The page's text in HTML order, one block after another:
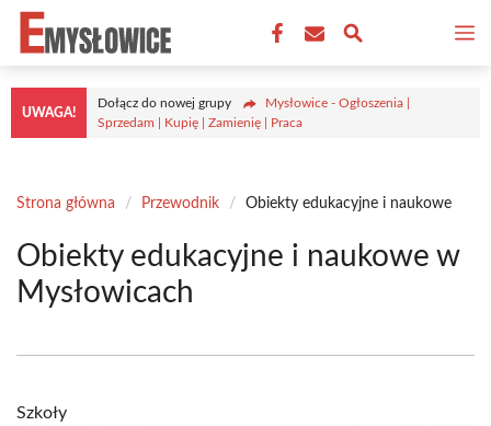
Przejdź
treści
UWAGA!
Dołącz do nowej grupy
Mysłowice - Ogłoszenia |
Sprzedam | Kupię | Zamienię | Praca
Strona główna / Przewodnik / Obiekty edukacyjne i naukowe
Obiekty edukacyjne i naukowe w
Mysłowicach
Szkoły